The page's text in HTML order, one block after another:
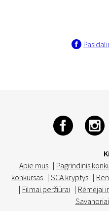
Apie mus | Pagrindinis
konkursas | SCA kryptys |
| Filmai peržiūrai | Rėmėjai
Savanoriai